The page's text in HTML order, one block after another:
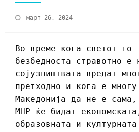
март 26, 2024
Во време кога светот го
безбедноста стравотно е
сојузништвата вредат
претходно и кога е многу
Македонија да не е сама,
МНР ќе бидат
образовната и